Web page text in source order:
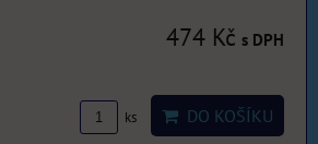
474 Kč s DPH
ks DO KOŠÍKU